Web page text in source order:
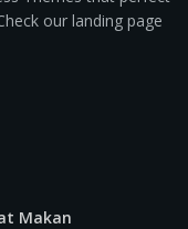
our landing page
Makan